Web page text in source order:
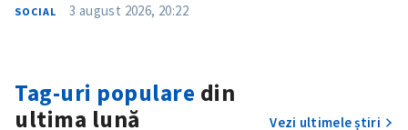
SOCIAL 3 august 2026, 20:22
Tag-uri populare din
ultima lună
Vezi ultimele știri